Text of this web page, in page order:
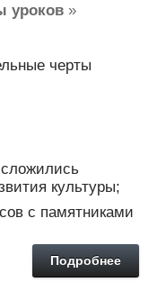
уроков »
черты
культуры;
с памятниками
Подробнее